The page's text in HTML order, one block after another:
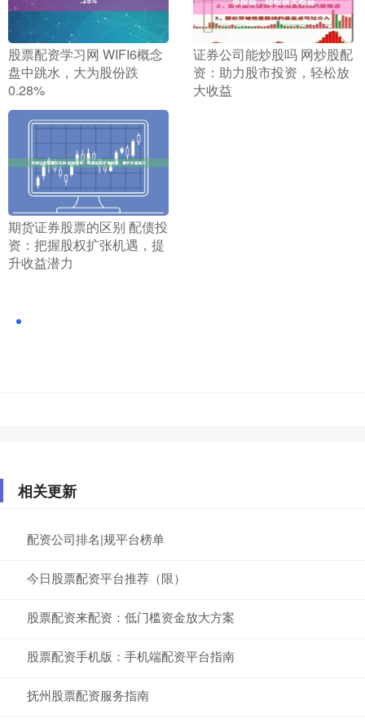
​股票配资学习网 WIFI6概念
盘中跳水，大为股份跌
0.28%
​证券公司能炒股吗 网炒股配
资：助力股市投资，轻松放
大收益
​期货证券股票的区别 配债投
资：把握股权扩张机遇，提
升收益潜力
相关更新
配资公司排名|规平台榜单
今日股票配资平台推荐（限）
股票配资来配资：低门槛资金放大方案
股票配资手机版：手机端配资平台指南
抚州股票配资服务指南